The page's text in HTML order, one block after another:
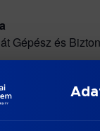
Gépész és